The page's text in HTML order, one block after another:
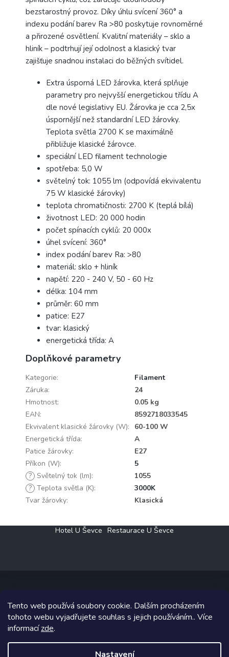
Tento web používá soubory cookie. Dalším procházením
tohoto webu vyjadřujete souhlas s jejich používáním.. Více
informacízde.
Nastavení
bezstarostný provoz. Díky úhlu svícení 360° a
indexu podání barev Ra >80 poskytuje rovnoměrné
a přirozené osvětlení. Kvalitní materiály – sklo a
hliník – podtrhují její odolnost a klasický tvar
zajišťuje snadnou instalaci do běžných svítidel.
Extra úsporná LED žárovka, která splňuje
parametry pro nejvyšší energetickou třídu A
dle nové legislativy EU. Žárovka je cca 2,5x
úspornější než standardní LED žárovky.
Teplota světla 2700 K se maximálně
přibližuje klasické žárovce.
speciální LED filament technologie
spotřeba: 5,0 W
světelný tok: 1055 lm (odpovídá ekvivalentu
75 W klasické žárovky)
teplota chromatičnosti: 2700 K (teplá bílá)
životnost LED: 20 000 hodin
počet spínacích cyklů: 20 000x
úhel svícení: 360°
index podání barev Ra: >80
materiál: sklo + hliník
napětí: 220 - 240 V, 50 - 60 Hz
délka: 104 mm
průměr: 60 mm
patice: E27
tvar: klasický
energetická třída: A
Doplňkové parametry
Kategorie:
Filament
Záruka:
24
Hmotnost:
0.05 kg
EAN:
8592718033545
Ekvivalent klasické žárovky (W):
60-100 W
Energetická třída:
A
Patice žárovky:
E27
Příkon (W):
5
? Světelný tok (lm):
1055
? Teplota světla (K):
3000K
Tvar žárovky: Klasická
Hotel U Ševce Restaurace U Ševce
Copyright 2026Elektro Klesný s.r.o.. Všechna práva vyhrazena.
Grafický návrh vytvořil a na Shoptet implementoval
Shoptetak.cz.